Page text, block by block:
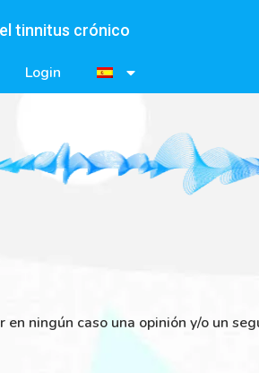
tinnitus crónico
Login
ningún caso una opinión y/o un